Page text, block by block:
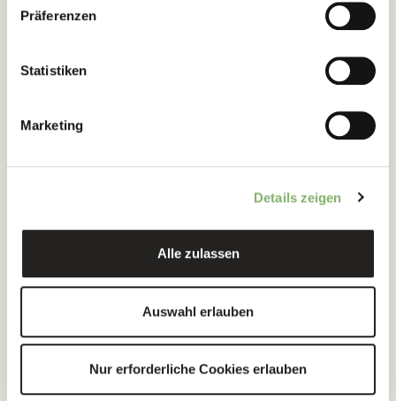
Präferenzen
Statistiken
Marketing
Details zeigen
Alle zulassen
Auswahl erlauben
Nur erforderliche Cookies erlauben
59
Millionen Tonnen
CO2e nachverfolgt
EmpCo-Check Ihrer
Kommunikation